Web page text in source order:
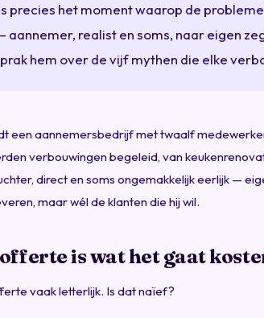
precies het moment waarop de
aannemer, realist en soms, naar eigen
hem over de vijf mythen die elke
een aannemersbedrijf met twaalf
verbouwingen begeleid, van
direct en soms ongemakkelijk eerlijk —
maar wél de klanten die hij wil.
is wat het gaat
vaak letterlijk. Is dat naïef?